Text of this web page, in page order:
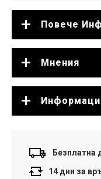
Повече
Мнения
Безплатна
14 дни за